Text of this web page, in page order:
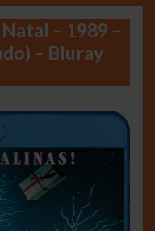
– 1989 –
– Bluray